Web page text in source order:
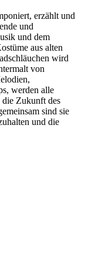
erzählt und
und
und dem
aus alten
wird
von
werden alle
Zukunft des
sind sie
und die